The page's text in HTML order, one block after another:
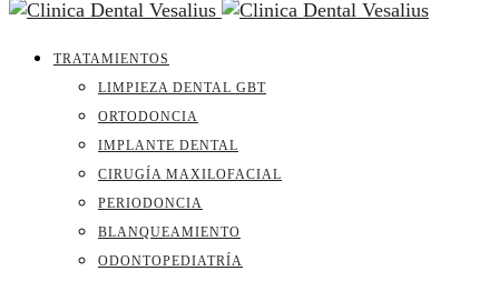
TRATAMIENTOS
LIMPIEZA DENTAL GBT
ORTODONCIA
IMPLANTE DENTAL
CIRUGÍA MAXILOFACIAL
PERIODONCIA
BLANQUEAMIENTO
ODONTOPEDIATRÍA